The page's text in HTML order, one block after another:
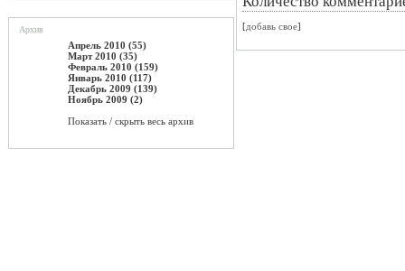
Архив
Апрель 2010 (55)
Март 2010 (35)
Февраль 2010 (159)
Январь 2010 (117)
Декабрь 2009 (139)
Ноябрь 2009 (2)
Показать / скрыть весь архив
[добавь свое]